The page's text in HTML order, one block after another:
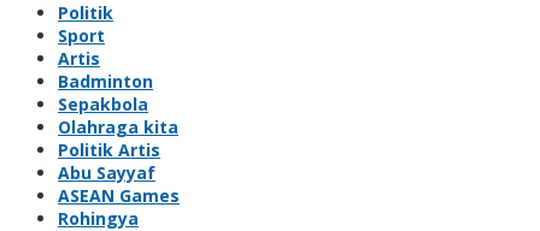
Politik
Sport
Artis
Badminton
Sepakbola
Olahraga kita
Politik Artis
Abu Sayyaf
ASEAN Games
Rohingya